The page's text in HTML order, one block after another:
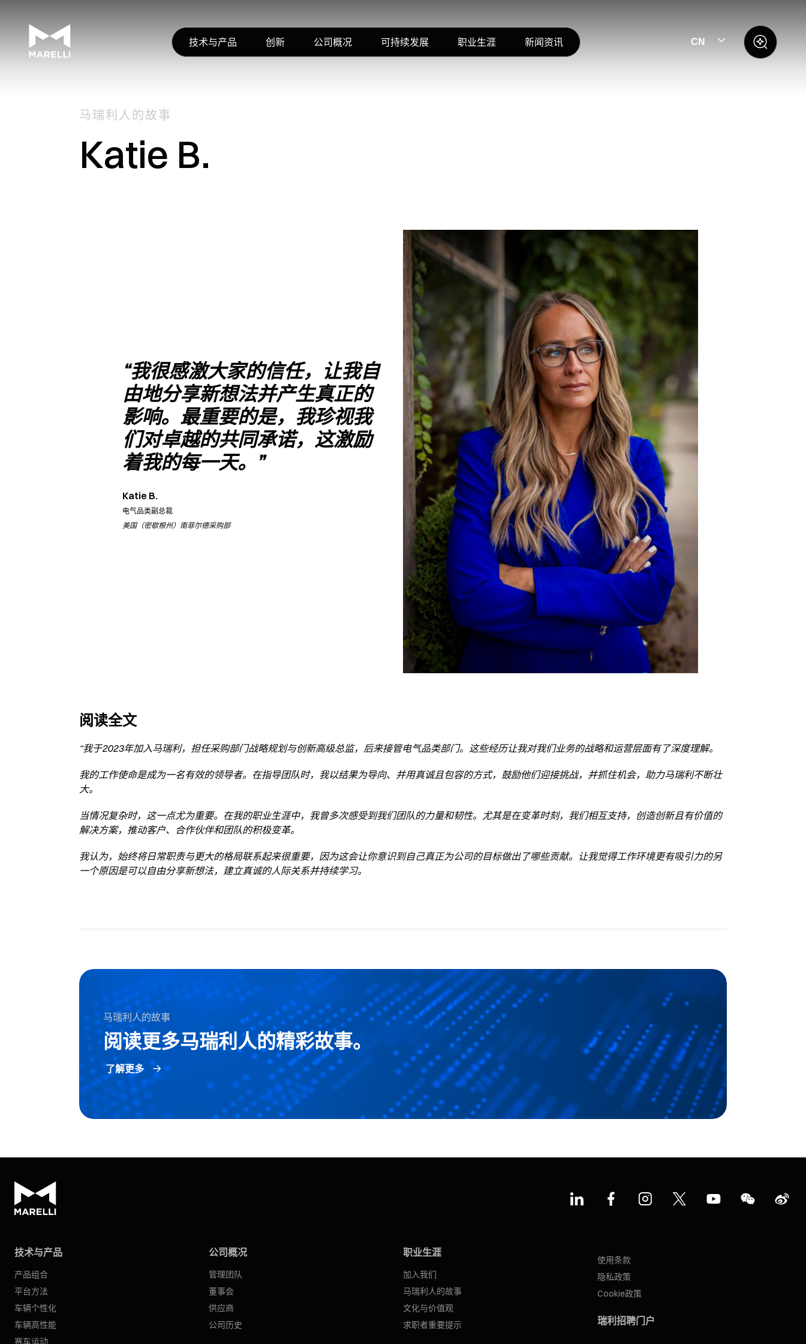
技术与产品 创新 公司概况 可持续发展 职业生涯 新闻资讯 CN
马瑞利人的故事
Katie B.
“我很感激大家的信任，让我自
由地分享新想法并产生真正的
影响。最重要的是，我珍视我
们对卓越的共同承诺，这激励
着我的每一天。”
Katie B.
电气品类副总裁
美国（密歇根州）南菲尔德采购部
阅读全文
“我于2023年加入马瑞利，担任采购部门战略规划与创新高级总监，后来接管电气品类部门。这些经历让我对我们业务的战略和运营层面有了深度理解。
我的工作使命是成为一名有效的领导者。在指导团队时，我以结果为导向、并用真诚且包容的方式，鼓励他们迎接挑战，并抓住机会，助力马瑞利不断壮
大。
当情况复杂时，这一点尤为重要。在我的职业生涯中，我曾多次感受到我们团队的力量和韧性。尤其是在变革时刻，我们相互支持，创造创新且有价值的
解决方案，推动客户、合作伙伴和团队的积极变革。
我认为，始终将日常职责与更大的格局联系起来很重要，因为这会让你意识到自己真正为公司的目标做出了哪些贡献。让我觉得工作环境更有吸引力的另
一个原因是可以自由分享新想法，建立真诚的人际关系并持续学习。
马瑞利人的故事
阅读更多马瑞利人的精彩故事。
了解更多
技术与产品
产品组合
平台方法
车辆个性化
车辆高性能
公司概况
管理团队
董事会
供应商
公司历史
职业生涯
加入我们
马瑞利人的故事
文化与价值观
求职者重要提示
使用条款
隐私政策
Cookie政策
瑞利招聘门户